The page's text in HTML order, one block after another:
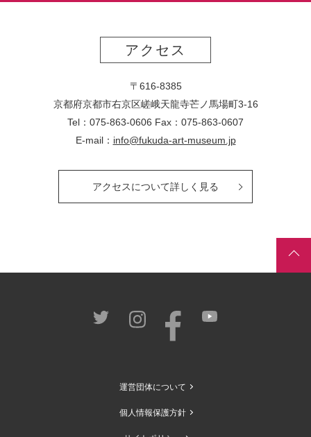
アクセス
〒616-8385
京都府京都市右京区嵯峨天龍寺芒ノ馬場町3-16
Tel：075-863-0606 Fax：075-863-0607
E-mail： info@fukuda-art-museum.jp
アクセスについて詳しく見る
運営団体について
個人情報保護方針